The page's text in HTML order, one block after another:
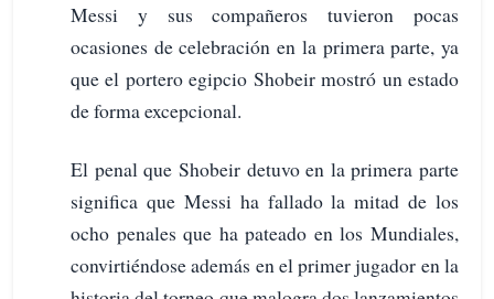
Messi y sus compañeros tuvieron pocas
ocasiones de celebración en la primera parte, ya
que el portero egipcio Shobeir mostró un estado
de forma excepcional.
El penal que Shobeir detuvo en la primera parte
significa que Messi ha fallado la mitad de los
ocho penales que ha pateado en los Mundiales,
convirtiéndose además en el primer jugador en la